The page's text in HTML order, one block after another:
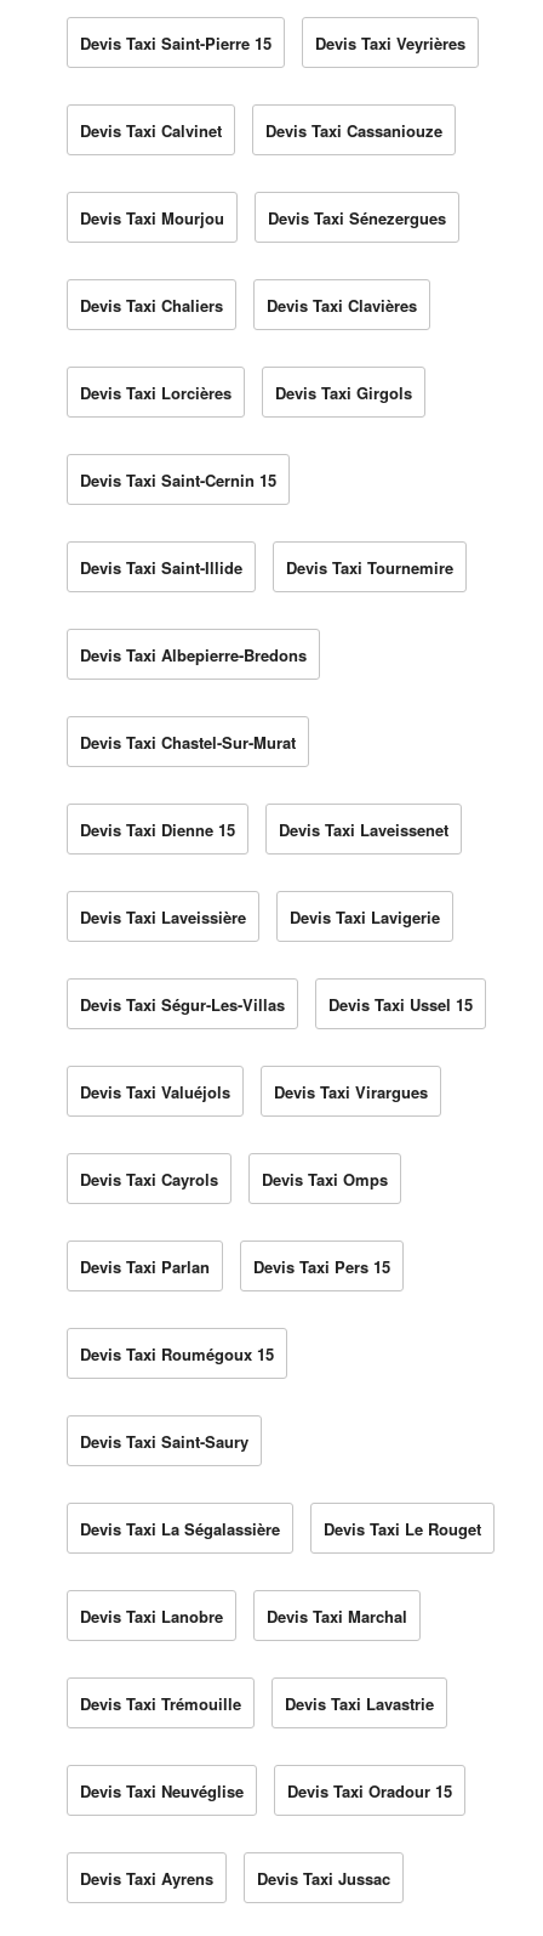
Devis Taxi Saint-Pierre 15 Devis Taxi Veyrières
Devis Taxi Calvinet Devis Taxi Cassaniouze
Devis Taxi Mourjou Devis Taxi Sénezergues
Devis Taxi Chaliers Devis Taxi Clavières
Devis Taxi Lorcières Devis Taxi Girgols
Devis Taxi Saint-Cernin 15
Devis Taxi Saint-Illide Devis Taxi Tournemire
Devis Taxi Albepierre-Bredons
Devis Taxi Chastel-Sur-Murat
Devis Taxi Dienne 15 Devis Taxi Laveissenet
Devis Taxi Laveissière Devis Taxi Lavigerie
Devis Taxi Ségur-Les-Villas Devis Taxi Ussel 15
Devis Taxi Valuéjols Devis Taxi Virargues
Devis Taxi Cayrols Devis Taxi Omps
Devis Taxi Parlan Devis Taxi Pers 15
Devis Taxi Roumégoux 15
Devis Taxi Saint-Saury
Devis Taxi La Ségalassière Devis Taxi Le Rouget
Devis Taxi Lanobre Devis Taxi Marchal
Devis Taxi Trémouille Devis Taxi Lavastrie
Devis Taxi Neuvéglise Devis Taxi Oradour 15
Devis Taxi Ayrens Devis Taxi Jussac